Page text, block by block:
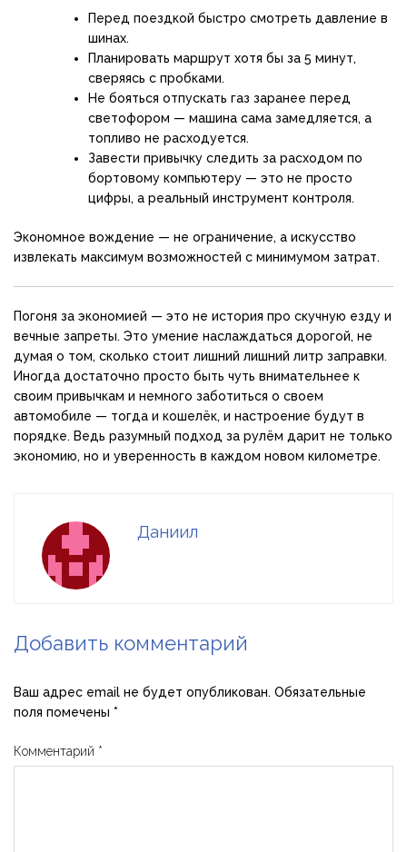
Перед поездкой быстро смотреть давление в
шинах.
Планировать маршрут хотя бы за 5 минут,
сверяясь с пробками.
Не бояться отпускать газ заранее перед
светофором — машина сама замедляется, а
топливо не расходуется.
Завести привычку следить за расходом по
бортовому компьютеру — это не просто
цифры, а реальный инструмент контроля.
Экономное вождение — не ограничение, а искусство
извлекать максимум возможностей с минимумом затрат.
Погоня за экономией — это не история про скучную езду и
вечные запреты. Это умение наслаждаться дорогой, не
думая о том, сколько стоит лишний лишний литр заправки.
Иногда достаточно просто быть чуть внимательнее к
своим привычкам и немного заботиться о своем
автомобиле — тогда и кошелёк, и настроение будут в
порядке. Ведь разумный подход за рулём дарит не только
экономию, но и уверенность в каждом новом километре.
Даниил
Добавить комментарий
Ваш адрес email не будет опубликован. Обязательные
поля помечены *
Комментарий *